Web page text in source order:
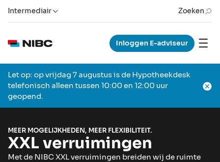
Intermediair Zoeken
Inloggen E-adviseur
Let op: op vrijdag 7 augustus is de Hypotheekdesk
telefonisch alleen tussen 10:00 en 12:00 uur
geopend.
MEER MOGELIJKHEDEN, MEER FLEXIBILITEIT.
XXL verruimingen
Met de NIBC XXL verruimingen breiden wij de ruimte